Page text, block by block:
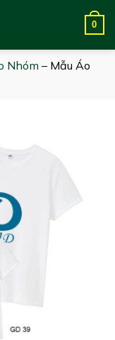
0
Nhóm – Mẫu Áo